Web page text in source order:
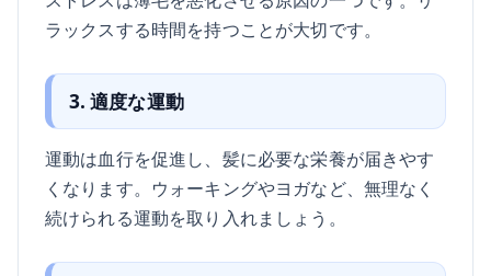
ラックスする時間を持つことが大切です。
3. 適度な運動
運動は血行を促進し、髪に必要な栄養が届きやす
くなります。ウォーキングやヨガなど、無理なく
続けられる運動を取り入れましょう。